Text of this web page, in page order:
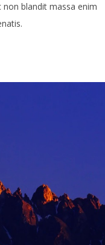
blandit massa enim